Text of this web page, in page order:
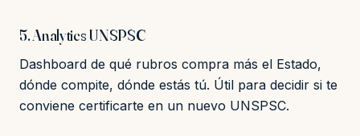
5. Analytics UNSPSC
Dashboard de qué rubros compra más el Estado,
dónde compite, dónde estás tú. Útil para decidir si te
conviene certificarte en un nuevo UNSPSC.